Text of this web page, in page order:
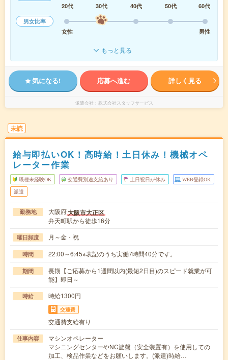
20代
30代 40代 50代
60代
男女比率
女性
男性
もっと見る
気になる! 応募へ進む 詳しく見る
派遣会社 株式会社スタッフサービス
未読
給与即払いOK！高時給！土日休み！機械オペ
レーター作業
職種未経験OK 交通費別途支給あり 土日祝日が休み WEB登録OK
派遣
勤務地 大阪府大阪市大正区
弁天町駅から徒歩16分
曜日頻度 月～金・祝
時間 22:00～6:45※表記のうち実働7時間40分です。
期間
長期【ご応募から1週間以内(最短2日目)のスピード就業が可
能】即日～
時給 時給1300円
交通費
交通費支給有り
仕事内容
マシンオペレーター
マシニングセンターやNC旋盤（安全装置有）を使用しての
加工、検品作業などをお願いします。(派遣)時給…